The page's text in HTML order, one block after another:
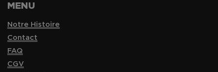
MENU
Notre Histoire
Contact
FAQ
CGV